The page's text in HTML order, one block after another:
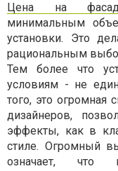
Цена на
минимальным
установки. Это
рациональным
Тем более что
условиям - не
того, это огромная
дизайнеров,
эффекты, как в
стиле. Огромный
означает, что